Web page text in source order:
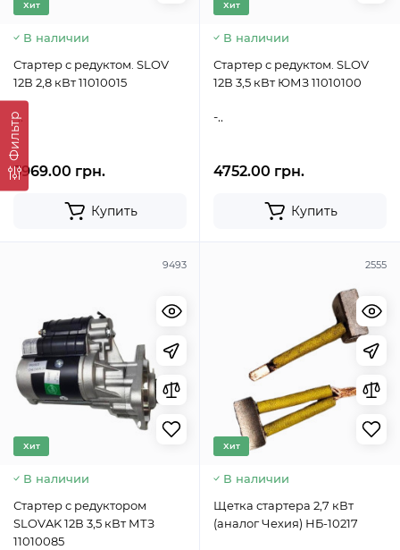
Фильтр
Хит
В наличии
Стартер с редуктом. SLOV
12В 2,8 кВт 11010015
-..
3969.00 грн.
Купить
Хит
В наличии
Стартер с редуктом. SLOV
12В 3,5 кВт ЮМЗ 11010100
-..
4752.00 грн.
Купить
9493
Хит
В наличии
Стартер с редуктором
SLOVAK 12В 3,5 кВт МТЗ
11010085
2555
Хит
В наличии
Щетка стартера 2,7 кВт
(аналог Чехия) НБ-10217